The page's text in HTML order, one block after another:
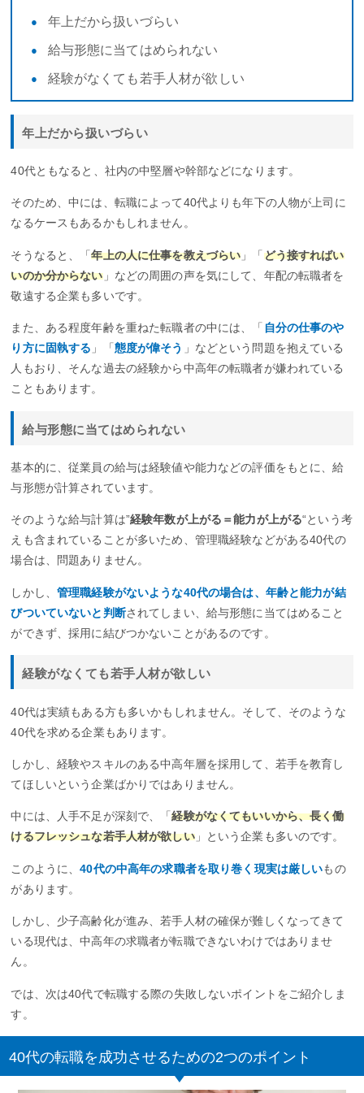
年上だから扱いづらい
給与形態に当てはめられない
経験がなくても若手人材が欲しい
年上だから扱いづらい
40代ともなると、社内の中堅層や幹部などになります。
そのため、中には、転職によって40代よりも年下の人物が上司に
なるケースもあるかもしれません。
そうなると、「年上の人に仕事を教えづらい 」「 どう接すればい
いのか分からない」などの周囲の声を気にして、年配の転職者を
敬遠する企業も多いです。
また、ある程度年齢を重ねた転職者の中には、「 自分の仕事のや
り方に固執する 」「 態度が偉そう 」などという問題を抱えている
人もおり、そんな過去の経験から中高年の転職者が嫌われている
こともあります。
給与形態に当てはめられない
基本的に、従業員の給与は経験値や能力などの評価をもとに、給
与形態が計算されています。
そのような給与計算は”経験年数が上がる＝能力が上がる“という考
えも含まれていることが多いため、管理職経験などがある40代の
場合は、問題ありません。
しかし、管理職経験がないような40代の場合は、年齢と能力が結
びついていないと判断されてしまい、給与形態に当てはめること
ができず、採用に結びつかないことがあるのです。
経験がなくても若手人材が欲しい
40代は実績もある方も多いかもしれません。そして、そのような
40代を求める企業もあります。
しかし、経験やスキルのある中高年層を採用して、若手を教育し
てほしいという企業ばかりではありません。
中には、人手不足が深刻で、「経験がなくてもいいから、長く働
けるフレッシュな若手人材が欲しい」という企業も多いのです。
このように、40代の中高年の求職者を取り巻く現実は厳しいもの
があります。
しかし、少子高齢化が進み、若手人材の確保が難しくなってきて
いる現代は、中高年の求職者が転職できないわけではありませ
ん。
では、次は40代で転職する際の失敗しないポイントをご紹介しま
す。
40代の転職を成功させるための2つのポイント